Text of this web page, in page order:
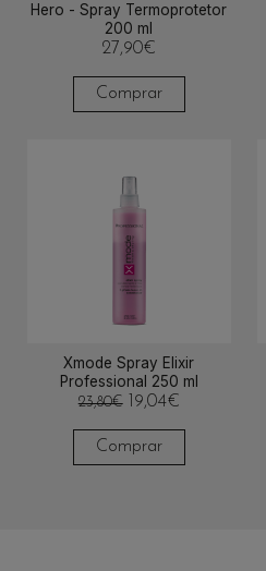
Hero - Spray Termoprotetor
200 ml
27,90€
Comprar
Xmode Spray Elixir
Professional 250 ml
23,80€ 19,04€
Comprar